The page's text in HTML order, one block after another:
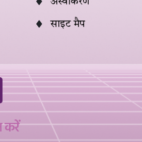
अस्वीकरण
साइट मैप
करें